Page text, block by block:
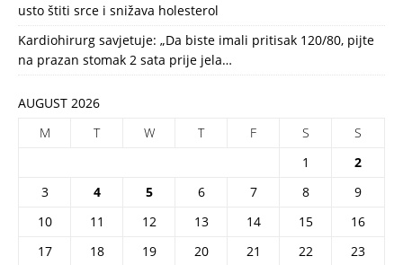
usto štiti srce i snižava holesterol
Kardiohirurg savjetuje: „Da biste imali pritisak 120/80, pijte
na prazan stomak 2 sata prije jela…
AUGUST 2026
M
T W T F S
S
1
2
3
4 5 6 7 8
9
10
11 12 13 14 15
16
17
18 19 20 21 22 23